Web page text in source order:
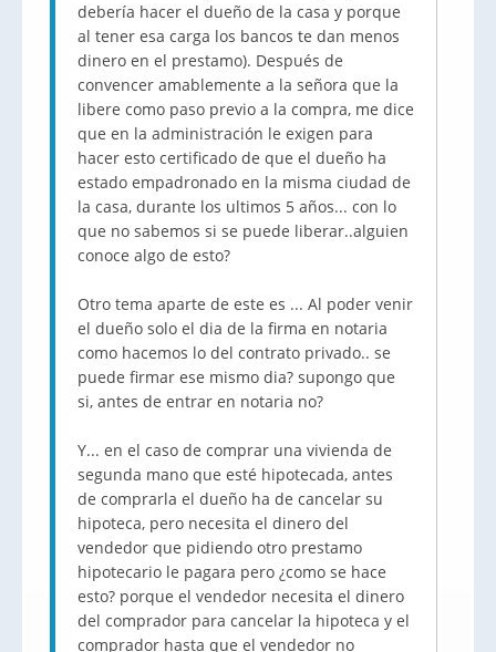
debería hacer el dueño de la casa y porque
al tener esa carga los bancos te dan menos
dinero en el prestamo). Después de
convencer amablemente a la señora que la
libere como paso previo a la compra, me dice
que en la administración le exigen para
hacer esto certificado de que el dueño ha
estado empadronado en la misma ciudad de
la casa, durante los ultimos 5 años... con lo
que no sabemos si se puede liberar..alguien
conoce algo de esto?
Otro tema aparte de este es ... Al poder venir
el dueño solo el dia de la firma en notaria
como hacemos lo del contrato privado.. se
puede firmar ese mismo dia? supongo que
si, antes de entrar en notaria no?
Y... en el caso de comprar una vivienda de
segunda mano que esté hipotecada, antes
de comprarla el dueño ha de cancelar su
hipoteca, pero necesita el dinero del
vendedor que pidiendo otro prestamo
hipotecario le pagara pero ¿como se hace
esto? porque el vendedor necesita el dinero
del comprador para cancelar la hipoteca y el
comprador hasta que el vendedor no